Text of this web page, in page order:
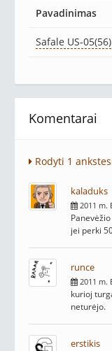
Pavadinimas
Safale US-05(56)
Komentarai
Rodyti 1
kaladuks
2011 m.
jei perki
runce
2011 m.
kurioj
neturėjo.
erstikis